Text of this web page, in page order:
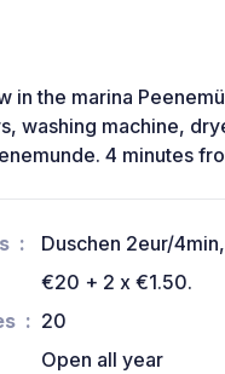
in the marina
washing machine,
4 minutes
Duschen 2eur/
€20 + 2 x €1.50.
20
Open all year